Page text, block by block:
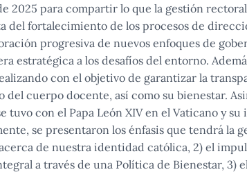
2025 para compartir lo que la gestión
del fortalecimiento de los procesos de
progresiva de nuevos enfoques de
estratégica a los desafíos del entorno.
con el objetivo de garantizar la
cuerpo docente, así como su bienestar.
tuvo con el Papa León XIV en el Vaticano y
se presentaron los énfasis que tendrá la
de nuestra identidad católica, 2) el
a través de una Política de Bienestar, 3)